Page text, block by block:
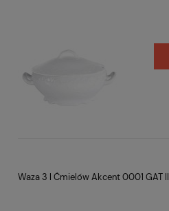
Waza 3 l Ćmielów Akcent 0001 GAT II